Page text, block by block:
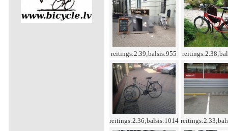
reitings:2.39;balsis:955
reitings:2.36;balsis:1014